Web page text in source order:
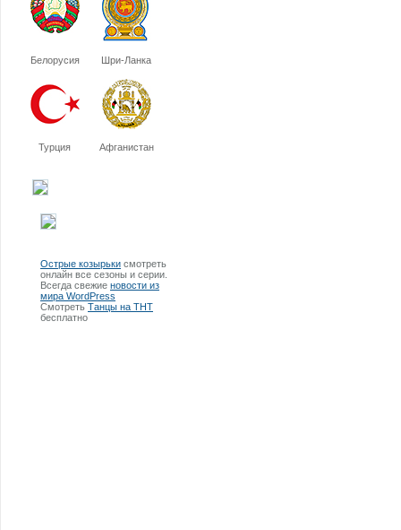
Белорусия Шри-Ланка
Турция Афганистан
Острые козырьки смотреть
онлайн все сезоны и серии.
Всегда свежие новости из
мира WordPress
Смотреть Танцы на ТНТ
бесплатно